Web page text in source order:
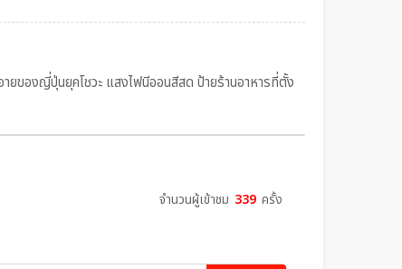
ของญี่ปุ่นยุคโชวะ แสงไฟนีออนสีสด ป้ายร้านอาหารที่ตั้ง
จำนวนผู้เข้าชม 339 ครั้ง